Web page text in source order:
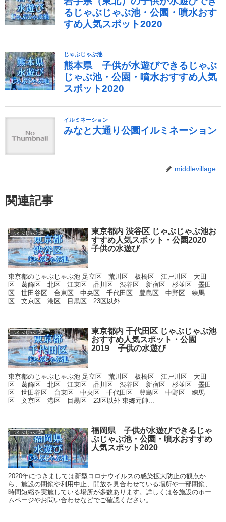
middlevillage
関連記事
じゃぶじゃぶ池
東京都内 渋谷区 じゃぶじゃぶ池お
すすめ人気スポット・公園2020
子供の水遊び
東京都のじゃぶじゃぶ池 足立区 荒川区 板橋区 江戸川区 大田
区 葛飾区 北区 江東区 品川区 渋谷区 新宿区 杉並区 墨田
区 世田谷区 台東区 中央区 千代田区 豊島区 中野区 練馬
区 文京区 港区 目黒区 23区以外 ...
じゃぶじゃぶ池
東京都内 千代田区 じゃぶじゃぶ池
おすすめ人気スポット・公園
2019 子供の水遊び
東京都のじゃぶじゃぶ池 足立区 荒川区 板橋区 江戸川区 大田
区 葛飾区 北区 江東区 品川区 渋谷区 新宿区 杉並区 墨田
区 世田谷区 台東区 中央区 千代田区 豊島区 中野区 練馬
区 文京区 港区 目黒区 23区以外 東郷元帥...
じゃぶじゃぶ池
福岡県 子供が水遊びできるじゃ
ぶじゃぶ池・公園・噴水おすすめ
人気スポット2020
2020年につきましては新型コロナウイルスの感染拡大防止の観点か
ら、施設の閉鎖や利用中止、開放を見合わせている場所や一部閉鎖、
時間短縮を実施している場所が多数あります。詳しくは各施設のホー
ムページやお問い合わせなどでご確認ください。 ...